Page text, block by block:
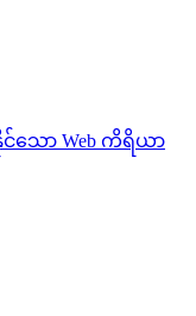
သော Web ကိရိယာ